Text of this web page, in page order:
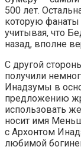
500 лет.
которую
учитывая, что
назад, вполне
С другой
получили
Инадзумы в
предложению
использовать
носит имя
с Архонтом
любимой